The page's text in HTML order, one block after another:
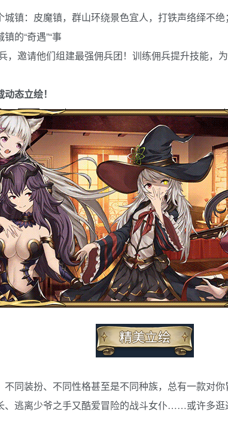
镇：皮魔镇，群山环绕景色宜人，打铁声络绎不
的“奇遇”“事
，邀请他们组建最强佣兵团！训练佣兵提升技能，
态立绘！
同装扮、不同性格甚至是不同种族，总有一款对
、逃离少爷之手又酷爱冒险的战斗女仆……或许多